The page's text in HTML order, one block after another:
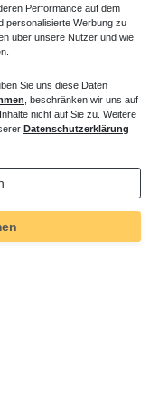
Performance auf dem
personalisierte Werbung zu
über unsere Nutzer und wie
Sie uns diese Daten
, beschränken wir uns auf
nicht auf Sie zu. Weitere
Datenschutzerklärung